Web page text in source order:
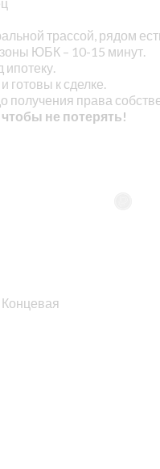
трассой, рядом
ЮБК – 10-15 минут.
ипотеку.
к сделке.
права
не потерять!
Концевая